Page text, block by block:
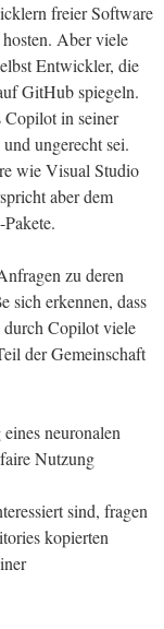
freier Software
Aber viele
Entwickler, die
GitHub spiegeln.
Copilot in seiner
ungerecht sei.
wie Visual Studio
aber dem
zu deren
sich erkennen, dass
Copilot viele
der Gemeinschaft
neuronalen
Nutzung
sind, fragen
kopierten